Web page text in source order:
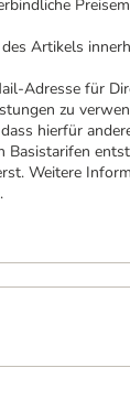
Artikels
Adresse für
zu
hierfür
Weitere
.